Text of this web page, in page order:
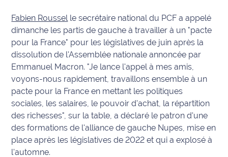
L'anecdote
de Jeff
C'est
mon
club
Les
Coachs
Maritima
Fabien Roussel le secrétaire national du PCF a appelé
dimanche les partis de gauche à travailler à un "pacte
pour la France" pour les législatives de juin après la
dissolution de l'Assemblée nationale annoncée par
Emmanuel Macron. "Je lance l'appel à mes amis,
voyons-nous rapidement, travaillons ensemble à un
pacte pour la France en mettant les politiques
sociales, les salaires, le pouvoir d'achat, la répartition
des richesses", sur la table, a déclaré le patron d'une
des formations de l'alliance de gauche Nupes, mise en
place après les législatives de 2022 et qui a explosé à
l'automne.